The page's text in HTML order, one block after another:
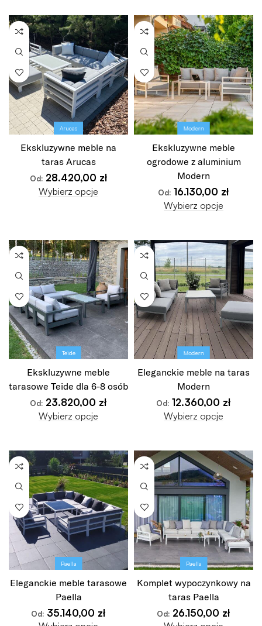
Arucas
Ekskluzywne meble na
taras Arucas
Od: 28.420,00 zł
Wybierz opcje
Modern
Ekskluzywne meble
ogrodowe z aluminium
Modern
Od: 16.130,00 zł
Wybierz opcje
Teide
Ekskluzywne meble
tarasowe Teide dla 6-8 osób
Od: 23.820,00 zł
Wybierz opcje
Modern
Eleganckie meble na taras
Modern
Od: 12.360,00 zł
Wybierz opcje
Paella
Eleganckie meble tarasowe
Paella
Od: 35.140,00 zł
Paella
Komplet wypoczynkowy na
taras Paella
Od: 26.150,00 zł